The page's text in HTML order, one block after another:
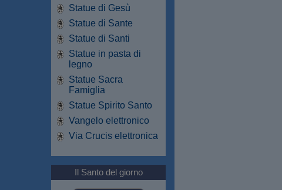
Statue di Gesù
Statue di Sante
Statue di Santi
Statue in pasta di
legno
Statue Sacra
Famiglia
Statue Spirito Santo
Vangelo elettronico
Via Crucis elettronica
Il Santo del giorno